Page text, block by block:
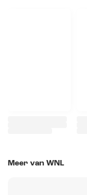
Meer van WNL